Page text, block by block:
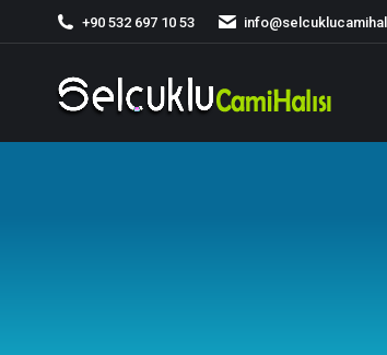
+90 532 697 10 53